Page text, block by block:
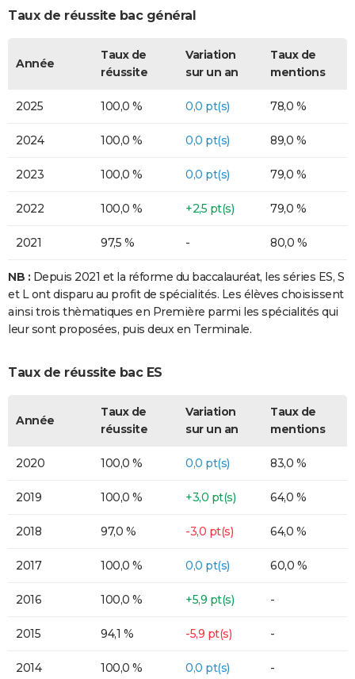
Taux de réussite bac général
Année
Taux de
réussite
Variation
sur un an
Taux de
mentions
2025 100,0 % 0,0 pt(s) 78,0 %
2024 100,0 % 0,0 pt(s) 89,0 %
2023 100,0 % 0,0 pt(s) 79,0 %
2022 100,0 % +2,5 pt(s) 79,0 %
2021 97,5 % - 80,0 %
NB : Depuis 2021 et la réforme du baccalauréat, les séries ES, S
et L ont disparu au profit de spécialités. Les élèves choisissent
ainsi trois thèmatiques en Première parmi les spécialités qui
leur sont proposées, puis deux en Terminale.
Taux de réussite bac ES
Année
Taux de
réussite
Variation
sur un an
Taux de
mentions
2020 100,0 % 0,0 pt(s) 83,0 %
2019 100,0 % +3,0 pt(s) 64,0 %
2018 97,0 % -3,0 pt(s) 64,0 %
2017 100,0 % 0,0 pt(s) 60,0 %
2016 100,0 % +5,9 pt(s) -
2015 94,1 % -5,9 pt(s) -
2014 100,0 % 0,0 pt(s) -